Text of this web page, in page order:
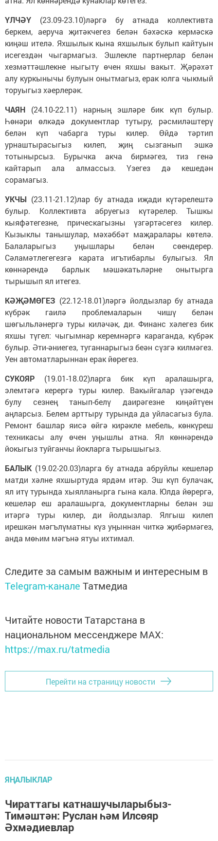
ҮЛЧӘҮ (23.09-23.10)ләргә бу атнада коллективта
беркем, аеруча җитәкчегез белән бәхәскә кермәскә
киңәш ителә. Яхшылык кына яхшылык булып кайтуын
исегездән чыгармагыз. Эшлекле партнерлар белән
хезмәттәшлекне ныгыту өчен яхшы вакыт. Җәрәхәт
алу куркынычы булуын онытмагыз, ерак юлга чыкмый
торуыгыз хәерлерәк.
ЧАЯН (24.10-22.11) нарның эшләре бик күп булыр.
Һөнәри өлкәдә документлар тутыру, рәсмиләштерү
белән күп чабарга туры килер. Өйдә тәртип
урнаштырасыгыз килеп, җиң сызганып эшкә
тотынырсыз. Бурычка акча бирмәгез, тиз генә
кайтарып ала алмассыз. Үзегез дә кешедән
сорамагыз.
УКЧЫ (23.11-21.12)лар бу атнада иҗади күтәрелештә
булыр. Коллективта абруегыз күтәрелер. Тышкы
кыяфәтегезне, прическагызны үзгәртәсегез килер.
Кызыклы танышулар, мәхәббәт маҗаралары көтелә.
Балаларыгыз уңышлары белән сөендерер.
Сәламәтлегегезгә карата игътибарлы булыгыз. Ял
көннәрендә барлык мәшәкатьләрне онытырга
тырышып ял итегез.
КӘҖӘМӨГЕЗ (22.12-18.01)ләргә йолдызлар бу атнада
күбрәк гаилә проблемаларын чишү белән
шөгыльләнергә туры киләчәк, ди. Финанс хәлегез бик
яхшы түгел: чыгымнар керемнәргә караганда, күбрәк
булыр. Әти-әниегез, туганнарыгыз беән сүзгә килмәгез.
Уен автоматларыннан ерак йөрегез.
СУКОЯР (19.01-18.02)ларга бик күп аралашырга,
элемтәгә керергә туры килер. Вакыйгалар үзәгендә
булу сезнең танып-белү даирәгезне киңәйтүен
аңларсыз. Белем арттыру турында да уйласагыз була.
Ремонт башлар яисә өйгә кирәкле мебель, көнкүреш
техникасы алу өчен уңышлы атна. Ял көннәрендә
йокыгыз туйганчы йокларга тырышыгыз.
БАЛЫК(19.02-20.03)ларга бу атнада абруйлы кешеләр
матди хәлне яхшыртуда ярдәм итәр. Эш күп булачак,
ял итү турында хыялланырга гына кала. Юлда йөрергә,
кешеләр еш аралашырга, документларны белән эш
итәргә туры килер, ди йолдызлар. Ялгыш килеп
ирешкән мәгълүматны күз уңыннан читкә җибәрмәгез,
анда мөһим мәгънә ятуы ихтимал.
Следите за самым важным и интересным в
Telegram-канале Татмедиа
Читайте новости Татарстана в
национальном мессенджере MАХ:
https://max.ru/tatmedia
Перейти на страницу новости
ЯҢАЛЫКЛАР
Чираттагы катнашучыларыбыз-
Тимәштән: Руслан һәм Илсөяр
Әхмәдиевлар